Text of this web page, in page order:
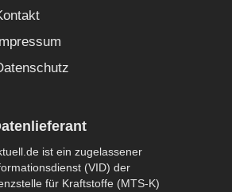
ist ein zugelassener
(VID) der
für Kraftstoffe (MTS-K)